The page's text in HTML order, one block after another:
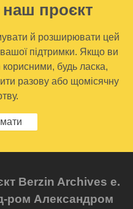
проєкт
й розширювати цей
підтримки. Якщо ви
будь ласка,
разову або щомісячну
Berzin Archives e.
ром Александром